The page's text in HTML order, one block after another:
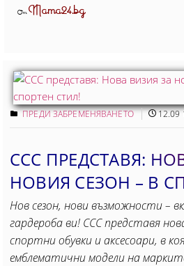
ОтMama24.bg
ПРЕДИ ЗАБРЕМЕНЯВАНЕТО 12.09
CCC ПРЕДСТАВЯ:
НОВИЯ СЕЗОН – В
Нов сезон, нови възможности –
гардероба ви! CCC представя
спортни обувки и аксесоари, в
емблематични модели на